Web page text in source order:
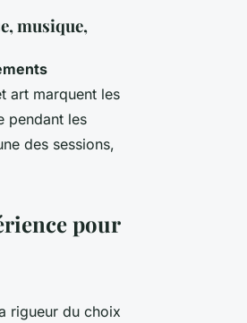
musique,
art marquent les
pendant les
des sessions,
pour
rigueur du choix